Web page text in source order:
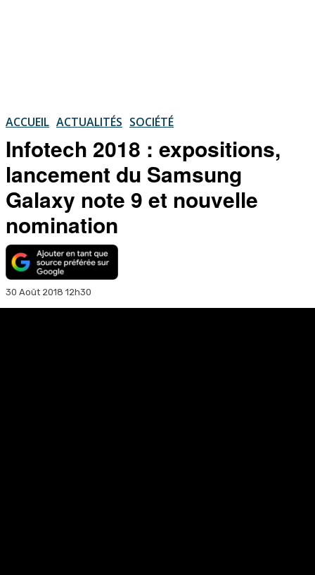
ACCUEIL ACTUALITÉS SOCIÉTÉ
Infotech 2018 : expositions,
lancement du Samsung
Galaxy note 9 et nouvelle
nomination
30 Août 2018 12h30